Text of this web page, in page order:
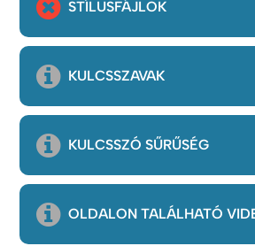
STÍLUSFÁJLOK
KULCSSZAVAK
KULCSSZÓ SŰRŰSÉG
OLDALON TALÁLHATÓ